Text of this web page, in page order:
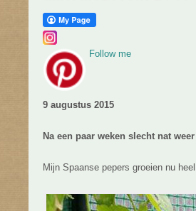
Follow me
9 augustus 2015
Na een paar weken slecht nat
Mijn Spaanse pepers groeien nu